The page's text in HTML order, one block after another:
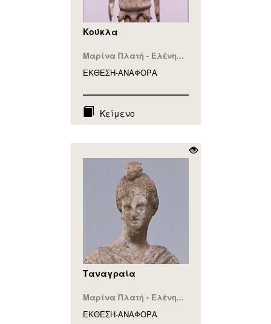
Κούκλα
Μαρίνα Πλατή - Ελένη...
ΕΚΘΕΣΗ-ΑΝΑΦΟΡA
Κείμενο
Ταναγραία
Μαρίνα Πλατή - Ελένη...
ΕΚΘΕΣΗ-ΑΝΑΦΟΡA